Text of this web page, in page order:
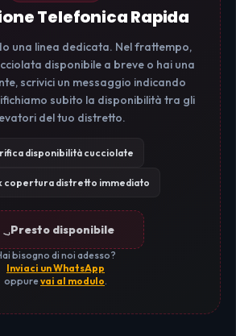
Telefonica Rapida
una linea dedicata. Nel frattempo,
disponibile a breve o hai una
scrivici un messaggio indicando
subito la disponibilità tra gli
del tuo distretto.
disponibilità cucciolate
copertura distretto immediato
Presto disponibile
bisogno di noi adesso?
Inviaci un WhatsApp
oppurevai al modulo.